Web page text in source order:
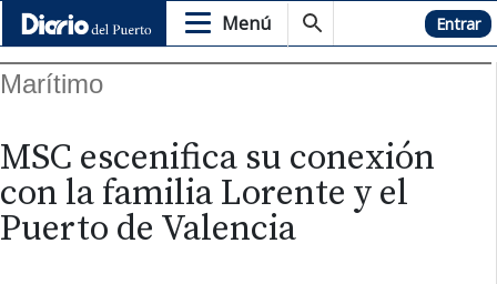
Menú Hemeroteca Entrar
Marítimo
MSC escenifica su conexión
con la familia Lorente y el
Puerto de Valencia